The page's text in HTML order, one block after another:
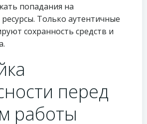
попадания на
Только аутентичные
сохранность средств и
перед
работы